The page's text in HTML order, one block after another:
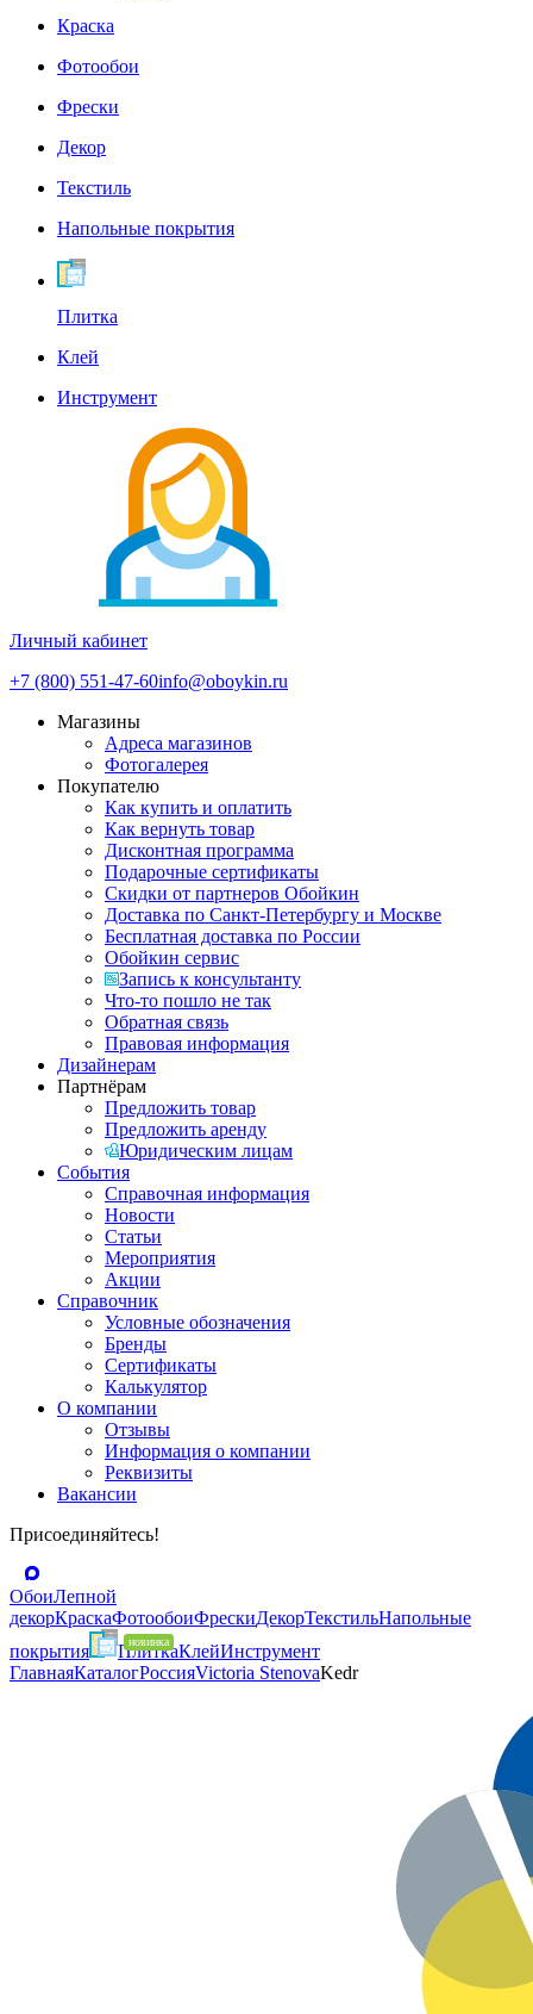
Краска
Фотообои
Фрески
Декор
Текстиль
Напольные покрытия
Плитка
Клей
Инструмент
Личный кабинет
+7 (800) 551-47-60info@oboykin.ru
Магазины
Адреса магазинов
Фотогалерея
Покупателю
Как купить и оплатить
Как вернуть товар
Дисконтная программа
Подарочные сертификаты
Скидки от партнеров Обойкин
Доставка по Санкт-Петербургу и Москве
Бесплатная доставка по России
Обойкин сервис
Запись к консультанту
Что-то пошло не так
Обратная связь
Правовая информация
Дизайнерам
Партнёрам
Предложить товар
Предложить аренду
Юридическим лицам
События
Справочная информация
Новости
Статьи
Мероприятия
Акции
Справочник
Условные обозначения
Бренды
Сертификаты
Калькулятор
О компании
Отзывы
Информация о компании
Реквизиты
Вакансии
Присоединяйтесь!
ОбоиЛепной
декорКраскаФотообоиФрескиДекорТекстильНапольные
покрытия
ПлиткаКлейИнструмент
ГлавнаяКаталогРоссияVictoria StenovaKedr